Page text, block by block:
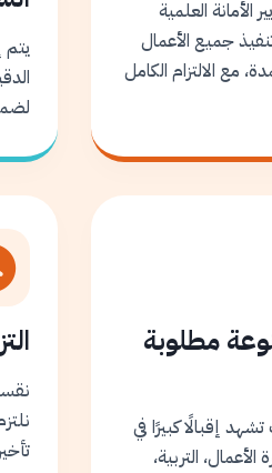
الأمانة العلمية
جميع الأعمال
مع الالتزام الكامل
مطلوبة
إقبالًا كبيرًا في
التربية،